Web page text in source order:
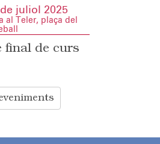
juliol 2025
al Teler, plaça del
final de curs